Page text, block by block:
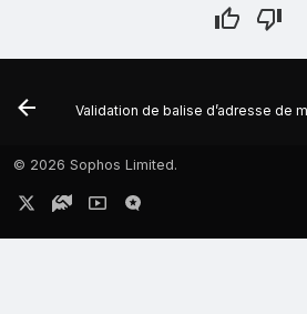
© 2026 Sophos Limited.